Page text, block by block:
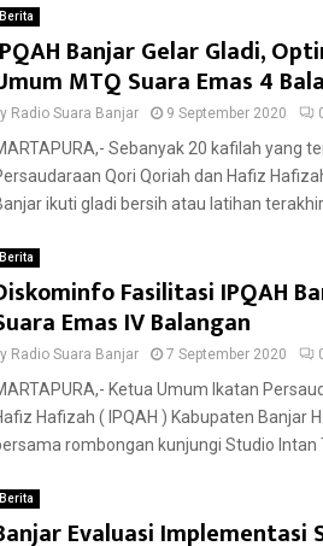
Berita
Banjar Gelar Gladi,
MTQ Suara Emas 4
Radio Suara Banjar 9 September 2020
Sebanyak 20 kafilah yang
Qori Qoriah dan Hafiz
ikuti gladi bersih atau latihan terakhir
Berita
Fasilitasi IPQAH
Emas IV Balangan
Radio Suara Banjar 7 September 2020
Ketua Umum Ikatan
Hafizah ( IPQAH ) Kabupaten Banjar
rombongan kunjungi Studio Intan
Berita
Evaluasi Implementasi